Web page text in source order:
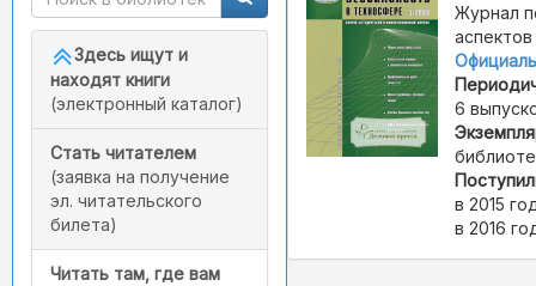
Здесь ищут и
находят книги
(электронный каталог)
Стать читателем
(заявка на получение
эл. читательского
билета)
Читать там, где вам
Журнал
6
в 2015
в 2016